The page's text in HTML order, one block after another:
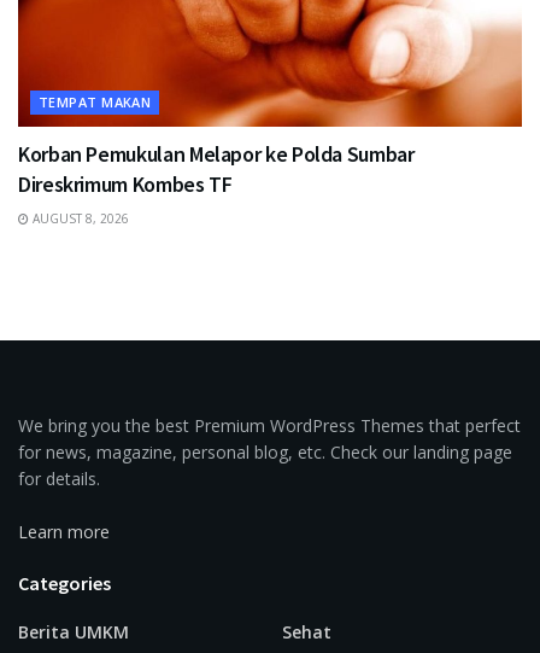
TEMPAT MAKAN
Korban Pemukulan Melapor ke Polda Sumbar
Direskrimum Kombes TF
AUGUST 8, 2026
We bring you the best Premium WordPress Themes that perfect
for news, magazine, personal blog, etc. Check our landing page
for details.
Learn more
Categories
Berita UMKM
Sehat